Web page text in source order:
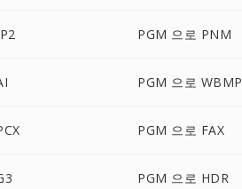
PGM 으로 PNM
PGM 으로 WBMP
PGM 으로 FAX
PGM 으로 HDR